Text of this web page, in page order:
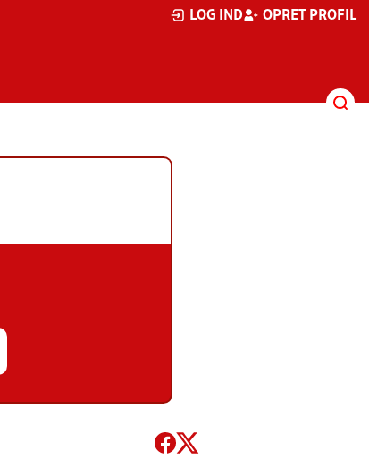
LOG IND OPRET PROFIL